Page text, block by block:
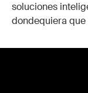
soluciones
dondequiera que